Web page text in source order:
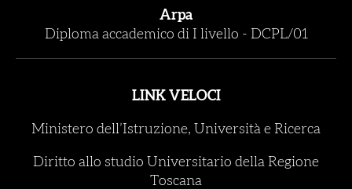
Arpa
Diploma accademico di I livello - DCPL/01
LINK VELOCI
Ministero dell’Istruzione, Università e Ricerca
Diritto allo studio Universitario della Regione
Toscana